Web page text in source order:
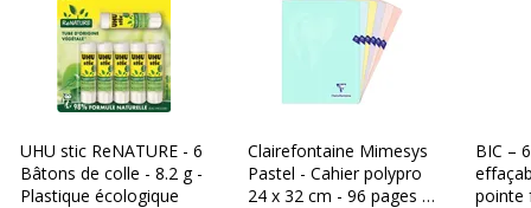
UHU stic ReNATURE - 6
Bâtons de colle - 8.2 g -
Plastique écologique
Clairefontaine Mimesys
Pastel - Cahier polypro
24 x 32 cm - 96 pages -
BIC –
pointe